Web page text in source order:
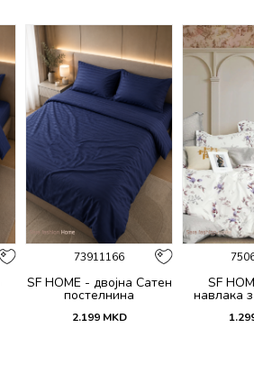
73911166
SF HOME - двојна Сатен
постелнина
2.199 MKD
SF
навлака